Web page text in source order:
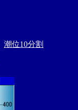
潮位10分割